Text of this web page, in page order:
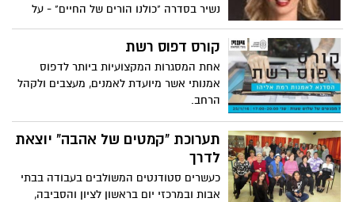
נשיר בסדרה "כולנו הורים של החיים" - על
הורות, זוגיות ומה שביניהן, החברה העירונית
לתרבות, הרשות לתרבות ואמנות / תחום
"משפחה בהפרעה" - לחיות עם הפרעת קשב.
קורס דפוס רשת
אחת המסגרות המקצועיות ביותר לדפוס
אמנותי אשר מיועדת לאמנים, מעצבים ולקהל
הרחב.
תערוכת "קמטים של אהבה" יוצאת
לדרך
כעשרים סטודנטים המשולבים בעבודה בבתי
אבות ובמרכזי יום בראשון לציון והסביבה,